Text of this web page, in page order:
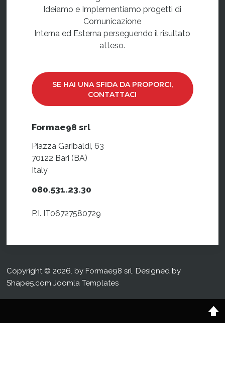
Ideiamo e Implementiamo progetti di
Comunicazione
Interna ed Esterna perseguendo il risultato
atteso.
SE HAI UNA SFIDA DA PROPORCI,
CONTATTACI
Formae98 srl
Piazza Garibaldi, 63
70122 Bari (BA)
Italy
080.531.23.30
P.I. IT06727580729
Copyright © 2026. by Formae98 srl. Designed by
Shape5.comJoomla Templates